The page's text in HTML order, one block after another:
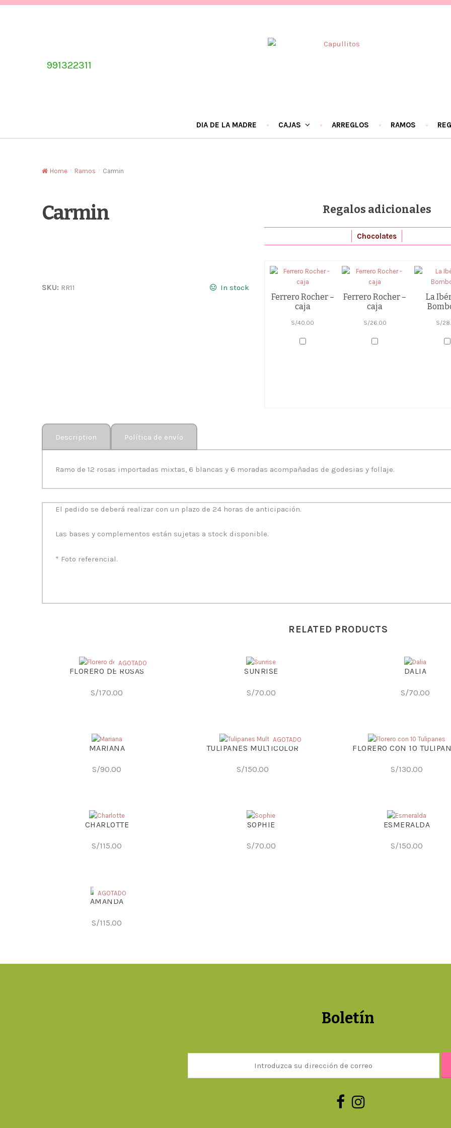
991322311
DIA DE LA MADRE CAJAS ARREGLOS RAMOS
Home Ramos Carmin
Carmin
SKU: RR11 In stock
Regalos adicionales
Chocolates
Ferrero Rocher –
caja
S/40.00
Ferrero Rocher –
caja
S/26.00
La
S/
Alfajores caja x 6
Chocolates
Description Política de envío
Ramo de 12 rosas importadas mixtas, 6 blancas y 6 moradas acompañadas de godesias y follaje.
El pedido se deberá realizar con un plazo de 24 horas de anticipación.
Las bases y complementos están sujetas a stock disponible.
* Foto referencial.
RELATED PRODUCTS
FLORERO DE ROSAS
S/170.00
AGOTADO
SUNRISE
S/70.00
DALIA
S/70.00
MARIANA
S/90.00
TULIPANES MULTICOLOR
S/150.00
AGOTADO
FLORERO CON 10
S/130.00
CHARLOTTE
S/115.00
SOPHIE
S/70.00
ESMERALDA
S/150.00
AMANDA
S/115.00
AGOTADO
Boletín